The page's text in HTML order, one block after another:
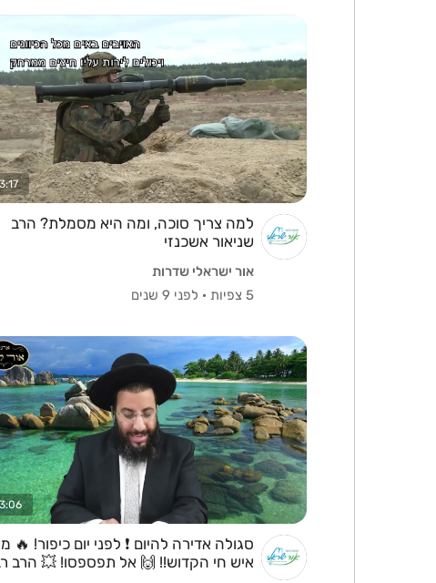
למה צריך סוכה, ומה היא מסמלת? הרב
שניאור אשכנזי
אור ישראלי שדרות
5 צפיות
· לפני 9 שנים
סגולה אדירה להיום ❗ לפני יום כיפור! 🔥
איש חי הקדוש!! 🙌 אל תפספסו! 💥 הרב